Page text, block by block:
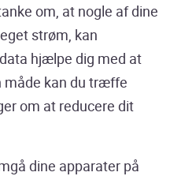
om, at nogle af dine
strøm, kan
hjælpe dig med at
kan du træffe
om at reducere dit
dine apparater på